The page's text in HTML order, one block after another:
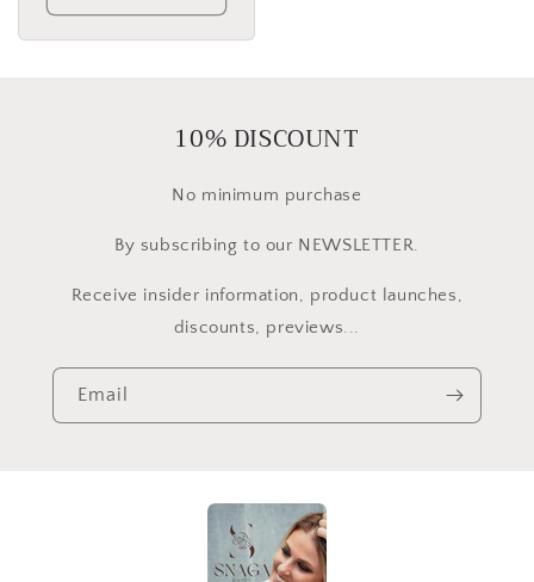
10% DISCOUNT
No minimum purchase
By subscribing to our NEWSLETTER.
Receive insider information, product launches,
discounts, previews...
Email